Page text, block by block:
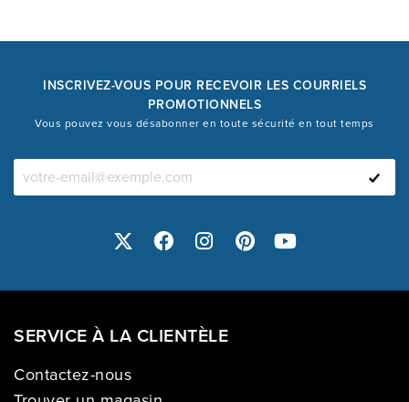
INSCRIVEZ-VOUS POUR RECEVOIR LES COURRIELS
PROMOTIONNELS
Vous pouvez vous désabonner en toute sécurité en tout temps
SERVICE À LA CLIENTÈLE
Contactez-nous